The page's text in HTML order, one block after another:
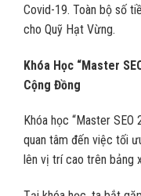
Covid-19. Toàn bộ số
cho Quỹ Hạt Vừng.
Khóa Học “Master
Cộng Đồng
Khóa học “Master
quan tâm đến việc tối
lên vị trí cao trên bảng